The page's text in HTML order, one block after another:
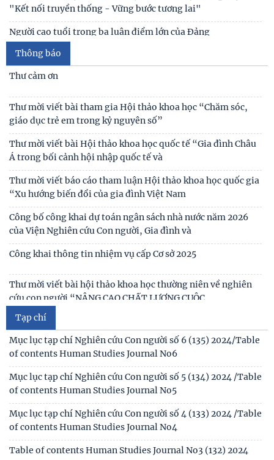
Chiến lược Toàn diện tăng cường Việt Nam
Đóng góp tích cực vào củng cố môi trường hòa bình, ổn
định, phát triển của đất nước
Hội thảo khoa học quốc tế: “Nền kinh tế độc lập, tự chủ:
Sáng kiến của Cộng hòa Dân chủ Nhân dân
Bản tin Đài Truyền hình Hà Nội: Lễ Khai mạc trưng bày
"Kết nối truyền thống - Vững bước tương lai"
Người cao tuổi trong ba luận điểm lớn của Đảng
Thái độ của học sinh trung học phổ thông ở Hà Nội với vấn
đề bắt nạt trực tuyến
Viện Hàn lâm Khoa học xã hội Việt Nam và Học viện Chính
trị và Hành chính quốc gia Lào ký Thỏa
Chủ tịch Viện Hàn lâm Khoa học xã hội Việt Nam thăm và
làm việc tại Viện Khoa học Kinh tế và Xã hội
Thông báo
Thư cảm ơn
Thư mời viết bài tham gia Hội thảo khoa học “Chăm sóc,
giáo dục trẻ em trong kỷ nguyên số”
Thư mời viết bài Hội thảo khoa học quốc tế “Gia đình Châu
Thư mời viết báo cáo tham luận Hội thảo khoa học quốc gia
“Xu hướng biến đổi của gia đình Việt Nam
Công bố công khai dự toán ngân sách nhà nước năm 2026
của Viện Nghiên cứu Con người, Gia đình và
Thư mời viết bài hội thảo khoa học thường niên về nghiên
cứu con người “NÂNG CAO CHẤT LƯỢNG CUỘC
Thông báo triệu tập thí sinh đủ điều kiện, tiêu chuẩn, tham
gia sát hạch trình độ hiểu biết chung
Tạp chí
Mục lục tạp chí Nghiên cứu Con người số 6 (135) 2024/Table